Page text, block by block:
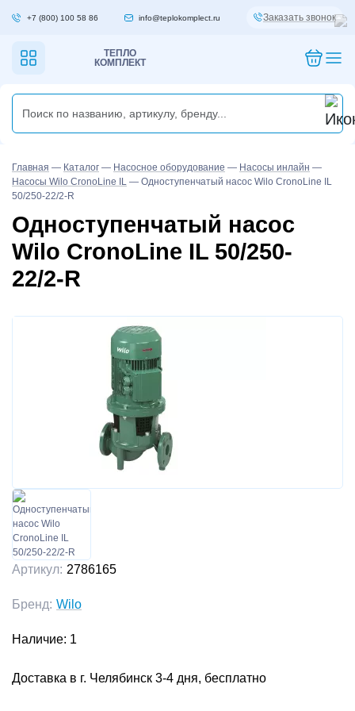
+7 (800) 100 58 86 info@teplokomplect.ru Заказать звонок
ТЕПЛО
КОМПЛЕКТ
Главная — Каталог — Насосное оборудование — Насосы инлайн —
Насосы Wilo CronoLine IL — Одноступенчатый насос Wilo CronoLine IL
50/250-22/2-R
Одноступенчатый насос
Wilo CronoLine IL 50/250-
22/2-R
Артикул: 2786165
Бренд: Wilo
Наличие: 1
Доставка в г. Челябинск 3-4 дня, бесплатно